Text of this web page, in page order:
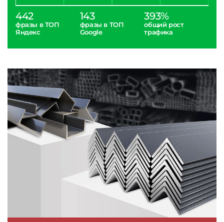
442
фразы в ТОП
Яндекс
143
фразы в ТОП
Google
393%
общий рост
трафика